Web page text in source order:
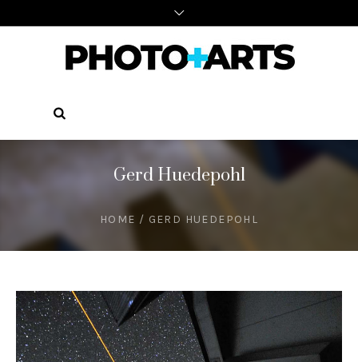
Gerd Huedepohl
HOME / GERD HUEDEPOHL